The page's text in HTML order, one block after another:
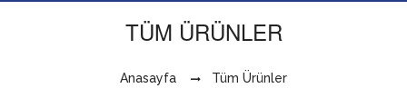
TÜM ÜRÜNLER
Anasayfa Tüm Ürünler